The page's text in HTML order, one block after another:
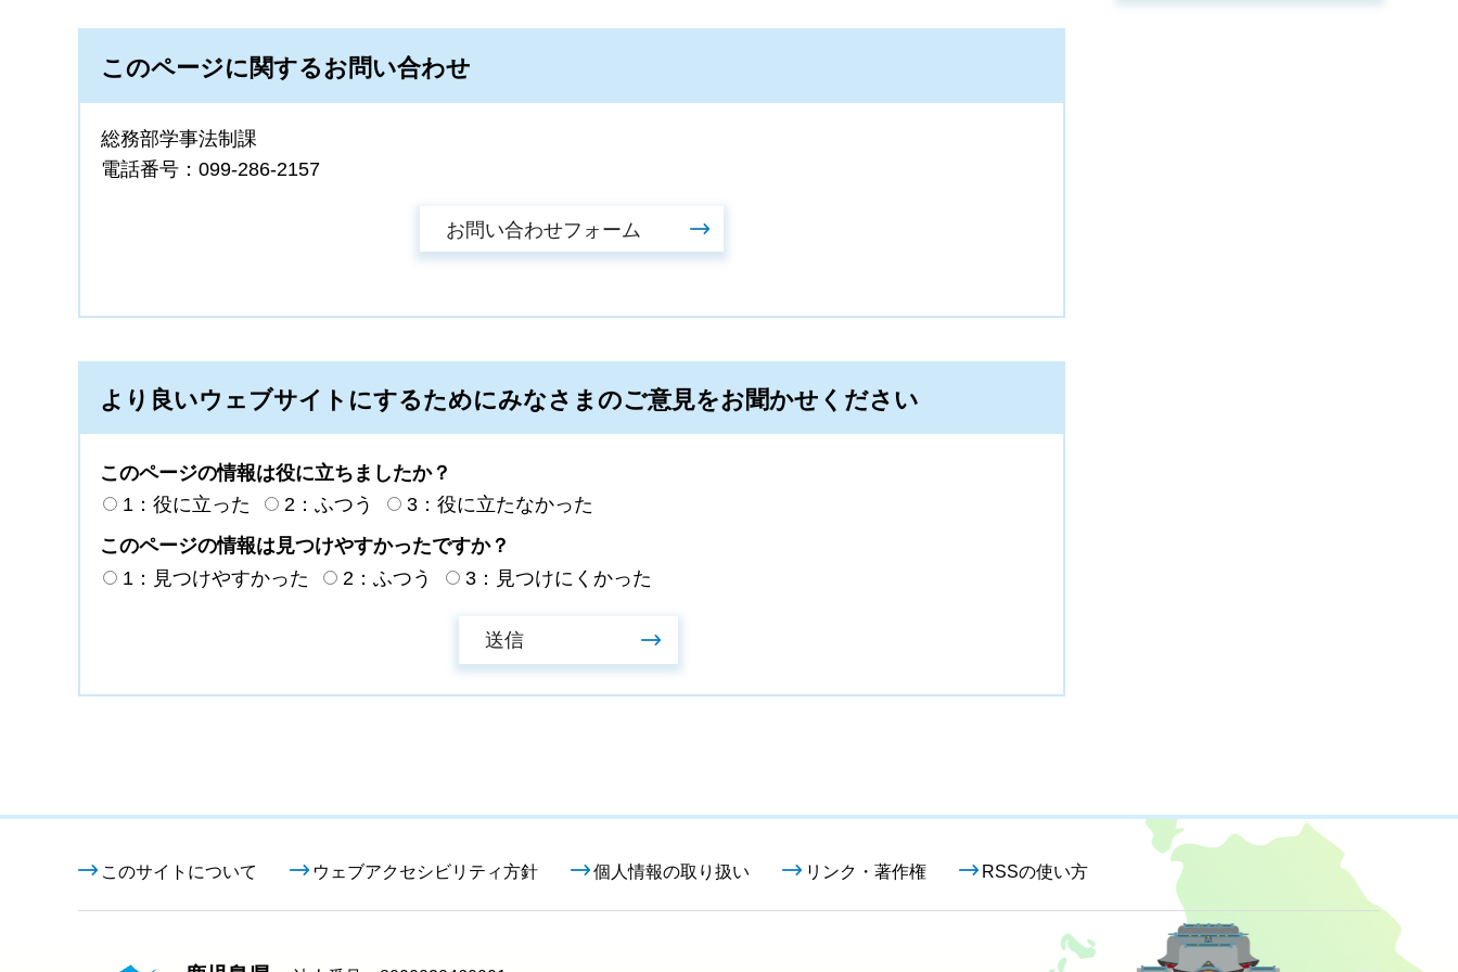
このページに関するお問い合わせ
総務部学事法制課
電話番号：099-286-2157
より良いウェブサイトにするためにみなさまのご意見をお聞かせください
このページの情報は役に立ちましたか？
1：役に立った
2：ふつう
3：役に立たなかった
このページの情報は見つけやすかったですか？
1：見つけやすかった
2：ふつう 3：見つけにくかった
このサイトについて ウェブアクセシビリティ方針 個人情報の取り扱い リンク・著作権 RSSの使い方